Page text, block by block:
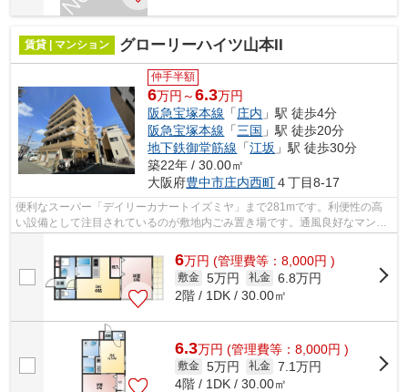
賃貸 | マンション グローリーハイツ山本II
仲手半額
6万円～6.3万円
阪急宝塚本線 「庄内 」駅 徒歩4分
阪急宝塚本線 「三国 」駅 徒歩20分
地下鉄御堂筋線 「江坂 」駅 徒歩30分
築22年 / 30.00㎡
大阪府豊中市庄内西町４丁目8-17
便利なスーパー「デイリーカナートイズミヤ」まで281mです。利便性の高
い設備として注目されているのが敷地内ごみ置き場です。通風良好なマンシ
6万円 (管理費等：8,000円 )
敷金 5万円 礼金 6.8万円
2階 / 1DK / 30.00㎡
6.3万円 (管理費等：8,000円 )
敷金 5万円 礼金 7.1万円
4階 / 1DK / 30.00㎡